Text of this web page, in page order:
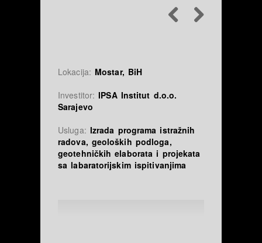
Lokacija: Mostar, BiH
Investitor:IPSA Institut d.o.o.
Sarajevo
Usluga: Izrada programa istražnih
radova, geoloških podloga,
geotehničkih elaborata i projekata
sa labaratorijskim ispitivanjima